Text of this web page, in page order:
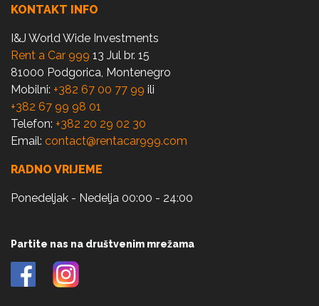
KONTAKT INFO
I&J World Wide Investments
Rent a Car 999 13 Jul br. 15
81000 Podgorica, Montenegro
Mobilni: +382 67 00 77 99 ili
+382 67 99 98 01
Telefon: +382 20 29 02 30
Email: contact@rentacar999.com
RADNO VRIJEME
Ponedeljak - Nedelja 00:00 - 24:00
Partite nas na društvenim mrežama